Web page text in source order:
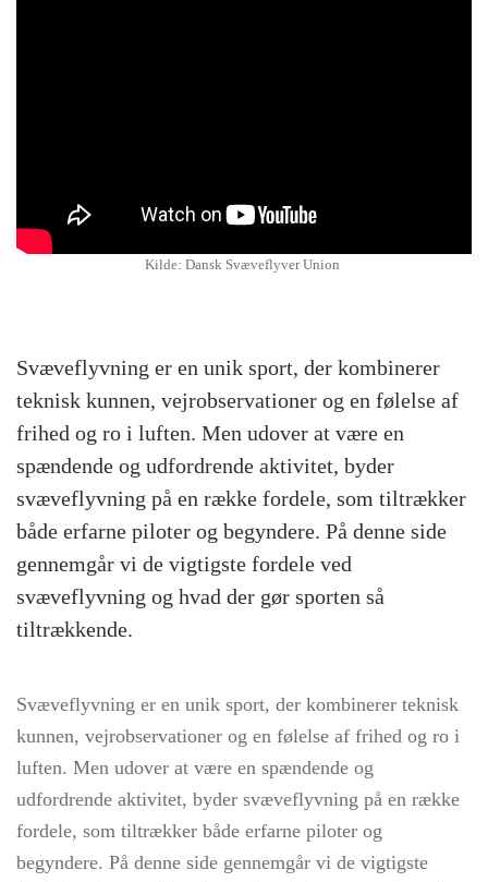
Kilde: Dansk Svæveflyver Union
Svæveflyvning er en unik sport, der kombinerer
teknisk kunnen, vejrobservationer og en følelse af
frihed og ro i luften. Men udover at være en
spændende og udfordrende aktivitet, byder
svæveflyvning på en række fordele, som tiltrækker
både erfarne piloter og begyndere. På denne side
gennemgår vi de vigtigste fordele ved
svæveflyvning og hvad der gør sporten så
tiltrækkende.
Svæveflyvning er en unik sport, der kombinerer teknisk
kunnen, vejrobservationer og en følelse af frihed og ro i
luften. Men udover at være en spændende og
udfordrende aktivitet, byder svæveflyvning på en række
fordele, som tiltrækker både erfarne piloter og
begyndere. På denne side gennemgår vi de vigtigste